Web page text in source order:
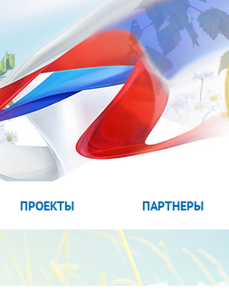
ПРОЕКТЫ ПАРТНЕРЫ